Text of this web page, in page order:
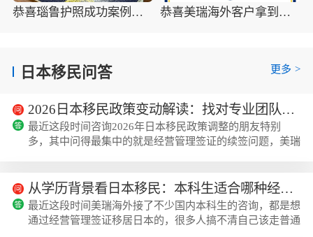
恭喜瑙鲁护照成功案例，最新瑙鲁护照批准获批信 恭喜美瑞海外客户拿到瑙鲁护照最新获批信(2026年4月16日)
日本移民问答 更多 >
2026日本移民政策变动解读：找对专业团队，如何让经营管理签证续签更顺畅？
最近这段时间咨询2026年日本移民政策调整的朋友特别
多，其中问得最集中的就是经营管理签证的续签问题，美瑞
签的时候因为经营真实性、材料合规性的问题被入管局打
回，白白浪费了之前的时间成本。先给大家理清楚2026年
日本经营管理签证的核心变动，整体方向不是收紧门槛，而
从学历背景看日本移民：本科生适合哪种经营管理签证办理模式？
最近这段时间美瑞海外接了不少国内本科生的咨询，都是想
通过经营管理签证移居日本的，很多人搞不清自己该走普通